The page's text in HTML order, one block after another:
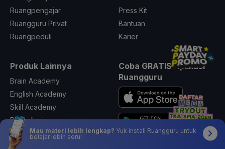
Ruangpengajar
Ruangguru Privat
Ruangpeduli
Press Kit
Bantuan
Karier
Produk Lainnya
Brain Academy
English Academy
Skill Academy
Ruangkerja
Schoters
Kalananti
Coba GRATIS Aplikasi
Ruangguru
Mau materi lebih lengkap? Yuk install Ruangguru untuk
belajar lebih seru!